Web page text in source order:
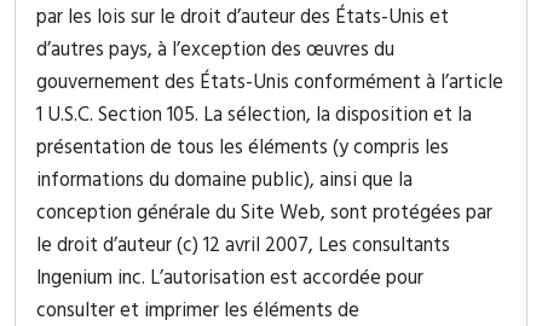
par les lois sur le droit d’auteur des États-Unis et
d’autres pays, à l’exception des œuvres du
gouvernement des États-Unis conformément à l’article
1 U.S.C. Section 105. La sélection, la disposition et la
présentation de tous les éléments (y compris les
informations du domaine public), ainsi que la
conception générale du Site Web, sont protégées par
le droit d’auteur (c) 12 avril 2007, Les consultants
Ingenium inc. L’autorisation est accordée pour
consulter et imprimer les éléments de